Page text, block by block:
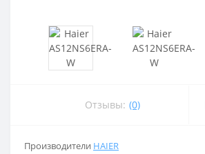
Отзывы: (0)
Производители HAIER